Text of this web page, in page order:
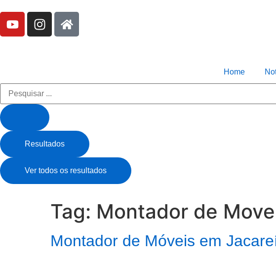
Home
Resultados
Ver todos os resultados
Tag: Montador de
Montador de Móveis em